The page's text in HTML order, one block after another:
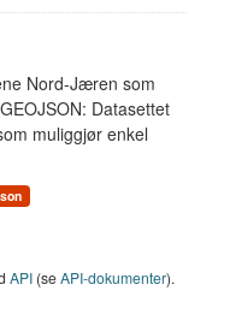
Nord-Jæren som
Datasettet
muliggjør enkel
API (seAPI-dokumenter).